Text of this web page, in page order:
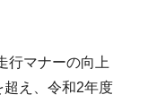
行マナーの向上
え、令和2年度